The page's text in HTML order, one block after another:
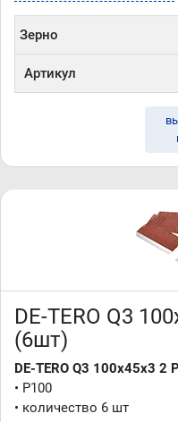
Зерно
Артикул
DE-TERO Q3
(6шт)
DE-TERO Q3 100х45х3
• P100
• количество 6 шт